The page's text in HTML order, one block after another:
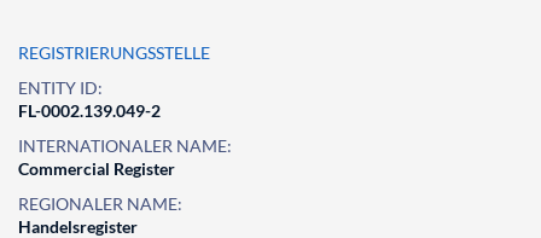
REGISTRIERUNGSSTELLE
ENTITY ID:
FL-0002.139.049-2
INTERNATIONALER NAME:
Commercial Register
REGIONALER NAME:
Handelsregister